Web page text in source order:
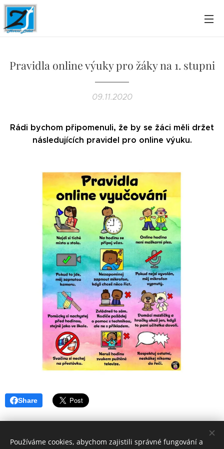
Pravidla online výuky pro žáky na 1. stupni
09.11.2020
Rádi bychom připomenuli, že by se žáci měli držet
následujících pravidel pro online výuku.
Share
Používáme cookies, abychom zajistili správné fungování a